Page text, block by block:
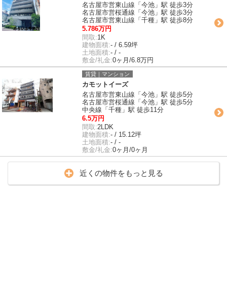
名古屋市営東山線「今池」駅 徒歩3分
名古屋市営桜通線「今池」駅 徒歩3分
名古屋市営東山線「千種」駅 徒歩8分
5.786万円
間取:1K
建物面積:- / 6.59坪
土地面積:- / -
敷金/礼金:0ヶ月/6.8万円
賃貸｜マンション
カモットイーズ
名古屋市営東山線「今池」駅 徒歩5分
名古屋市営桜通線「今池」駅 徒歩5分
中央線「千種」駅 徒歩11分
6.5万円
間取:2LDK
建物面積:- / 15.12坪
土地面積:- / -
敷金/礼金:0ヶ月/0ヶ月
近くの物件をもっと見る